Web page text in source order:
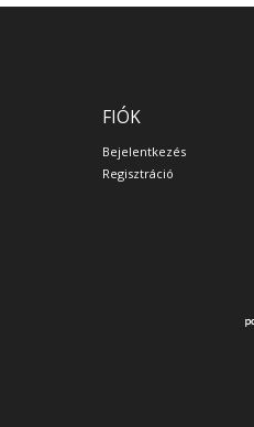
FIÓK
Bejelentkezés
Regisztráció